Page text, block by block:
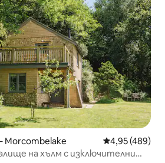
Morcombelake Средна
4,95 (489)
на хълм с изключителни